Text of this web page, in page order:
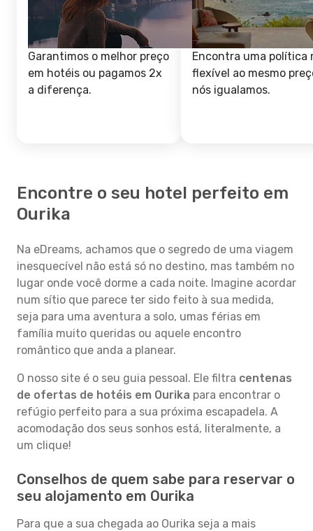
Garantimos o melhor preço
em hotéis ou pagamos 2x
a diferença.
Encontra uma política
flexível ao mesmo
nós igualamos.
Encontre o seu hotel perfeito em
Ourika
Na eDreams, achamos que o segredo de uma viagem
inesquecível não está só no destino, mas também no
lugar onde você dorme a cada noite. Imagine acordar
num sítio que parece ter sido feito à sua medida,
seja para uma aventura a solo, umas férias em
família muito queridas ou aquele encontro
romântico que anda a planear.
O nosso site é o seu guia pessoal. Ele filtra centenas
de ofertas de hotéis em Ourika para encontrar o
refúgio perfeito para a sua próxima escapadela. A
acomodação dos seus sonhos está, literalmente, a
um clique!
Conselhos de quem sabe para reservar o
seu alojamento em Ourika
Para que a sua chegada ao Ourika seja a mais